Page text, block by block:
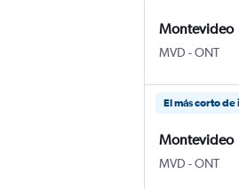
Montevideo
MVD -ONT
El más corto
Montevideo
MVD -ONT